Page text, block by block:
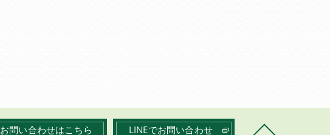
お問い合わせはこちら LINEでお問い合わせ